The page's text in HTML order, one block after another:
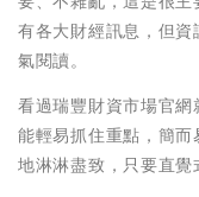
有各大財經訊息，但
氣閱讀。
看過瑞豐財資市場官
能輕易抓住重點，簡
地淋淋盡致，只要直覺